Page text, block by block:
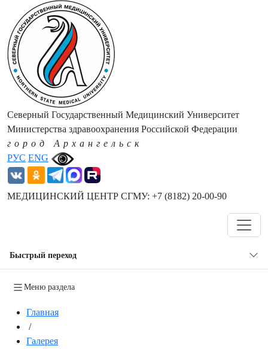
РУС ENG
Северный Государственный Медицинский Университет
Министерства здравоохранения Российской Федерации
город Архангельск
МЕДИЦИНСКИЙ ЦЕНТР СГМУ: +7 (8182) 20-00-90
Быстрый переход
Меню раздела
Главная
/
Галерея